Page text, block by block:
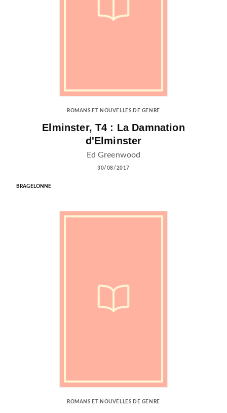
ROMANS ET NOUVELLES DE GENRE
Elminster, T4 : La Damnation
d'Elminster
Ed Greenwood
30/08/2017
BRAGELONNE
ROMANS ET NOUVELLES DE GENRE